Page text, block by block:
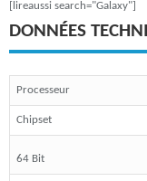
[lireaussi search="Galaxy"]
DONNÉES
Processeur
Chipset
64 Bit